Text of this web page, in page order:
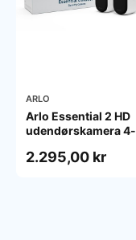
ARLO
Arlo Essential 2 HD
udendørskamera
2.295,00 kr